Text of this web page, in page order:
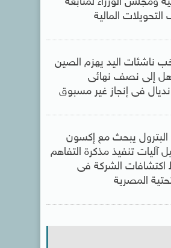
المالية
ناشئات اليد يهزم الصين
إلى نصف نهائى
فى إنجاز غير مسبوق
البترول يبحث مع إكسون
آليات تنفيذ مذكرة التفاهم
اكتشافات الشركة فى
المصرية